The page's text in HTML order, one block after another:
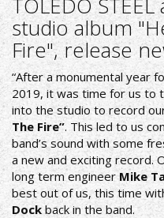
Heading
for
the
Fire
studio album
Fire", release
“After a monumental year
2019, it was time for us to
into the studio to record
The Fire”. This led to us
band’s sound with some
a new and exciting record.
long term engineerMike
best out of us, this time
Dockback in the band.